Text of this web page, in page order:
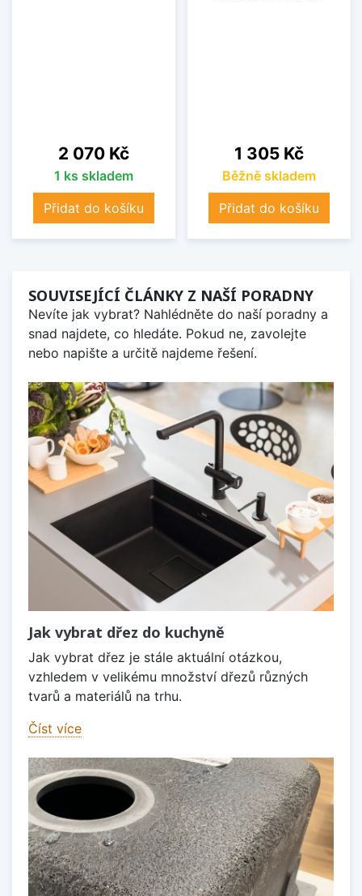
Cena
2 070 Kč
1 ks skladem
Přidat do košíku
Cena
1 305 Kč
Běžně skladem
Přidat do košíku
SOUVISEJÍCÍ ČLÁNKY Z NAŠÍ PORADNY
Nevíte jak vybrat? Nahlédněte do naší poradny a
snad najdete, co hledáte. Pokud ne, zavolejte
nebo napište a určitě najdeme řešení.
Jak vybrat dřez do kuchyně
Jak vybrat dřez je stále aktuální otázkou,
vzhledem v velikému množství dřezů různých
tvarů a materiálů na trhu.
Číst více